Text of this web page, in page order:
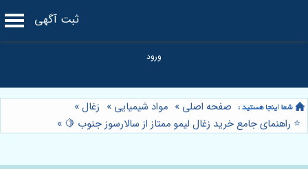
ثبت آگهی
صفحه اصلی » مواد شیمیایی » زغال»
⭐️ راهنمای جامع خرید زغال لیمو ممتاز از سالارسوز جنوب 🍋 »